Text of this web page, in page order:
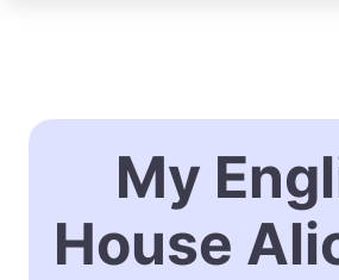
My
House